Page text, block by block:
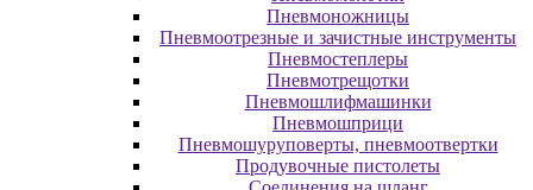
Пневмоножницы
Пневмоотрезные и зачистные инструменты
Пневмостеплеры
Пневмотрещотки
Пневмошлифмашинки
Пневмошприци
Пневмошуруповерты, пневмоотвертки
Продувочные пистолеты